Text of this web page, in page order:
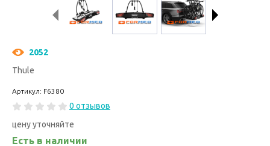
2052
Thule
Артикул: F6380
0 отзывов
цену уточняйте
Есть в наличии